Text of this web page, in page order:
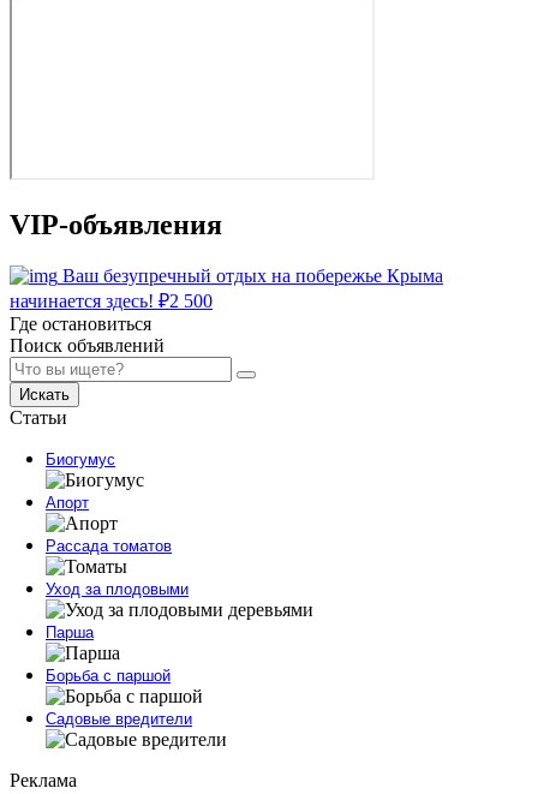
VIP-объявления
Ваш безупречный отдых на побережье Крыма
начинается здесь! ₽2 500
Где остановиться
Поиск объявлений
Искать
Статьи
Биогумус
Апорт
Рассада томатов
Уход за плодовыми
Парша
Борьба с паршой
Садовые вредители
Реклама